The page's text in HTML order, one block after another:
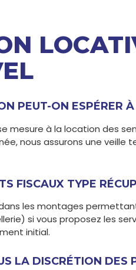
PEUT-ON ESPÉRER
mesure à la location des
nous assurons une veille
FISCAUX TYPE
les montages
si vous proposez les
initial.
LA DISCRÉTION DES